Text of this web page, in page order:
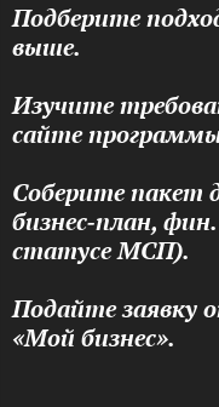
Подберите
выше.
Изучите
сайте
Соберите пакет
бизнес‑план,
статусе МСП).
Подайте заявку
«Мой бизнес».